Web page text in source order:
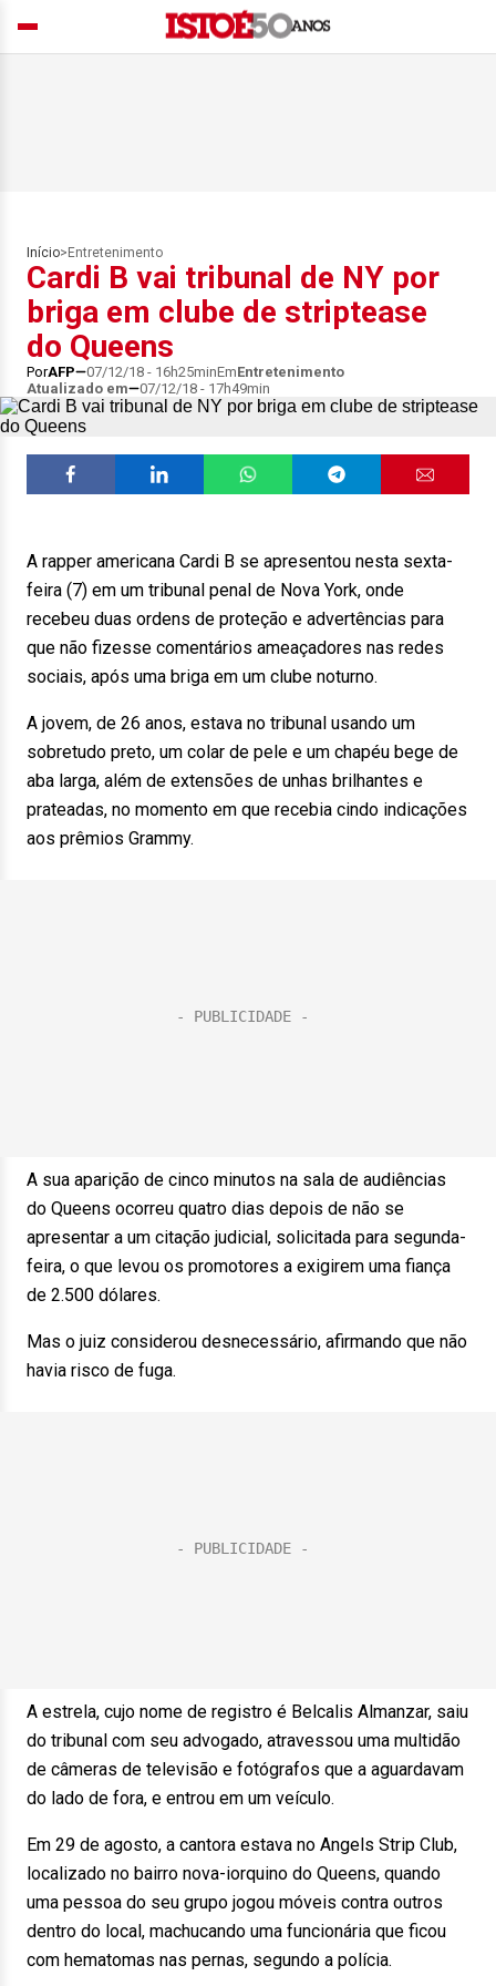
Início> Entretenimento
Cardi B vai tribunal de NY por
briga em clube de striptease
do Queens
PorAFP 07/12/18 - 16h25minEmEntretenimento
Atualizado em
07/12/18 - 17h49min
A rapper americana Cardi B se apresentou nesta sexta-
feira (7) em um tribunal penal de Nova York, onde
recebeu duas ordens de proteção e advertências para
que não fizesse comentários ameaçadores nas redes
sociais, após uma briga em um clube noturno.
A jovem, de 26 anos, estava no tribunal usando um
sobretudo preto, um colar de pele e um chapéu bege de
aba larga, além de extensões de unhas brilhantes e
prateadas, no momento em que recebia cindo indicações
aos prêmios Grammy.
A sua aparição de cinco minutos na sala de audiências
do Queens ocorreu quatro dias depois de não se
apresentar a um citação judicial, solicitada para segunda-
feira, o que levou os promotores a exigirem uma fiança
de 2.500 dólares.
Mas o juiz considerou desnecessário, afirmando que não
havia risco de fuga.
A estrela, cujo nome de registro é Belcalis Almanzar, saiu
do tribunal com seu advogado, atravessou uma multidão
de câmeras de televisão e fotógrafos que a aguardavam
do lado de fora, e entrou em um veículo.
Em 29 de agosto, a cantora estava no Angels Strip Club,
localizado no bairro nova-iorquino do Queens, quando
uma pessoa do seu grupo jogou móveis contra outros
dentro do local, machucando uma funcionária que ficou
com hematomas nas pernas, segundo a polícia.